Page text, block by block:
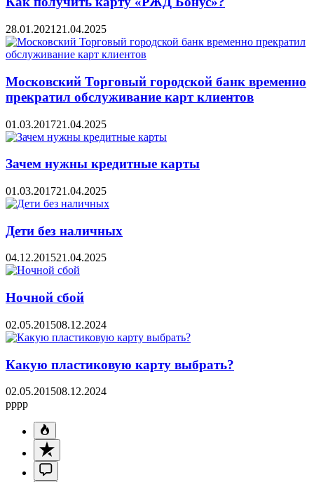
28.01.2021 21.04.2025
Московский Торговый городской банк временно
прекратил обслуживание карт клиентов
01.03.201721.04.2025
Зачем нужны кредитные карты
01.03.201721.04.2025
Дети без наличных
04.12.201521.04.2025
Ночной сбой
02.05.201508.12.2024
Какую пластиковую карту выбрать?
02.05.201508.12.2024
pppp